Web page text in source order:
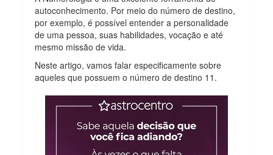
autoconhecimento. Por meio do número de destino,
por exemplo, é possível entender a personalidade
de uma pessoa, suas habilidades, vocação e até
mesmo missão de vida.
Neste artigo, vamos falar especificamente sobre
aqueles que possuem o número de destino 11.